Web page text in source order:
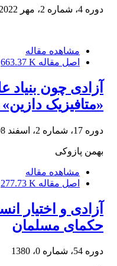
دوره 4، شماره 2، مهر 2022، صفحه
مشاهده مقاله
اصل مقاله 663.37 K
آزادی چون بنیاد
«متافیزیک دازین»
دوره 17، شماره 2، اسفند 1398، صفحه
بهمن پازوکی
مشاهده مقاله
اصل مقاله 277.73 K
آزادی و اختیار
حکمای مسلمان
دوره 54، شماره 0، 1380